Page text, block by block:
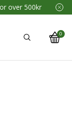
over 500kr
0